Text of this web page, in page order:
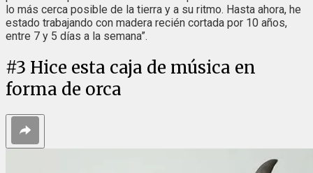
lo más cerca posible de la tierra y a su ritmo. Hasta ahora, he
estado trabajando con madera recién cortada por 10 años,
entre 7 y 5 días a la semana”.
#3 Hice esta caja de música en
forma de orca